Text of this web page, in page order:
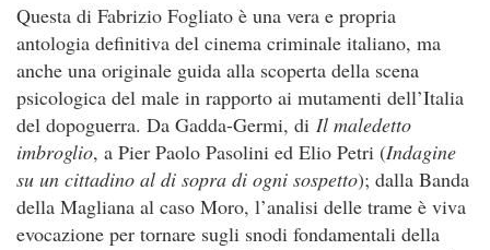
Questa di Fabrizio Fogliato è una vera e propria
antologia definitiva del cinema criminale italiano, ma
anche una originale guida alla scoperta della scena
psicologica del male in rapporto ai mutamenti dell’Italia
del dopoguerra. Da Gadda-Germi, di Il maledetto
imbroglio, a Pier Paolo Pasolini ed Elio Petri (Indagine
su un cittadino al di sopra di ogni sospetto); dalla Banda
della Magliana al caso Moro, l’analisi delle trame è viva
evocazione per tornare sugli snodi fondamentali della